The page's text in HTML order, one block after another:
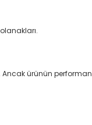
ürünün